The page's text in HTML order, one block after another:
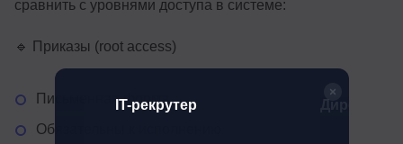
сравнить с уровнями доступа в системе:
🔹 Приказы (root access)
Письменная форма
Обязательны к исполнению
IT-рекрутер